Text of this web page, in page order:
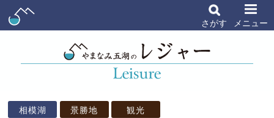
さがす メニュー
相模湖 景勝地 観光